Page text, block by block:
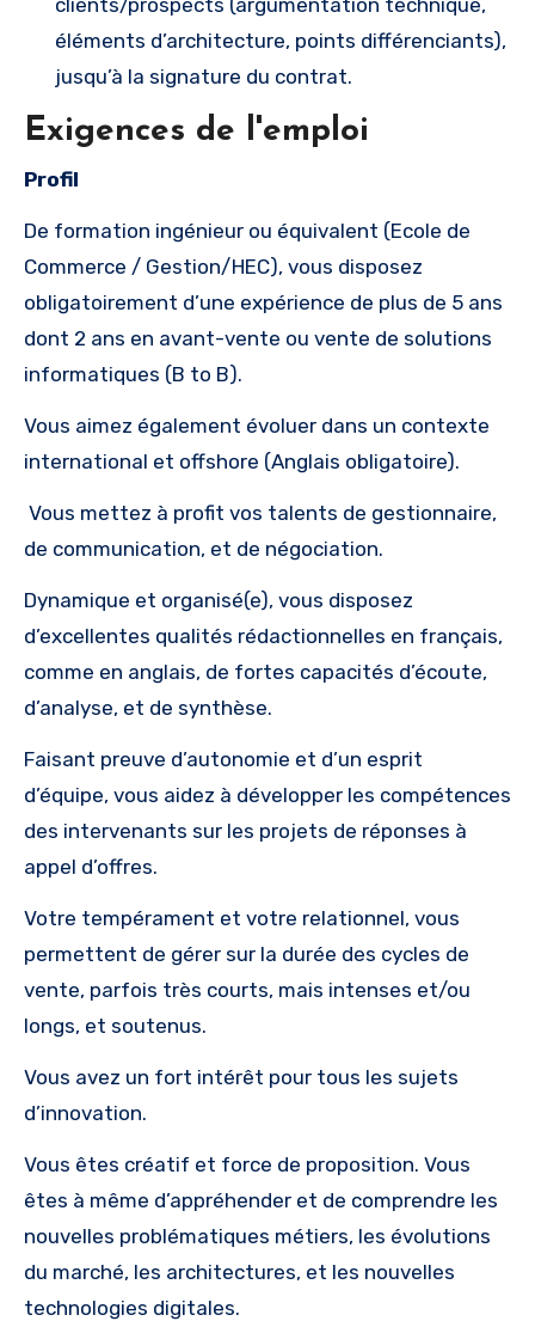
clients/prospects (argumentation technique,
éléments d’architecture, points différenciants),
jusqu’à la signature du contrat.
Exigences de l'emploi
Profil
De formation ingénieur ou équivalent (Ecole de
Commerce / Gestion/HEC), vous disposez
obligatoirement d’une expérience de plus de 5 ans
dont 2 ans en avant-vente ou vente de solutions
informatiques (B to B).
Vous aimez également évoluer dans un contexte
international et offshore (Anglais obligatoire).
Vous mettez à profit vos talents de gestionnaire,
de communication, et de négociation.
Dynamique et organisé(e), vous disposez
d’excellentes qualités rédactionnelles en français,
comme en anglais, de fortes capacités d’écoute,
d’analyse, et de synthèse.
Faisant preuve d’autonomie et d’un esprit
d’équipe, vous aidez à développer les compétences
des intervenants sur les projets de réponses à
appel d’offres.
Votre tempérament et votre relationnel, vous
permettent de gérer sur la durée des cycles de
vente, parfois très courts, mais intenses et/ou
longs, et soutenus.
Vous avez un fort intérêt pour tous les sujets
d’innovation.
Vous êtes créatif et force de proposition. Vous
êtes à même d’appréhender et de comprendre les
nouvelles problématiques métiers, les évolutions
du marché, les architectures, et les nouvelles
technologies digitales.